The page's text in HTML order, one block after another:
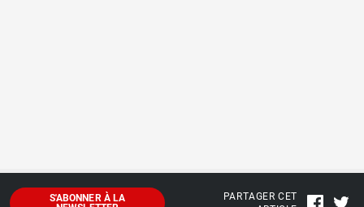
S'ABONNER À LA
PARTAGER CET